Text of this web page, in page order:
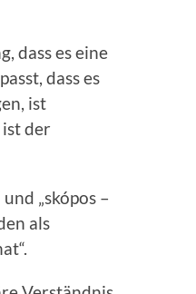
dass es eine
dass es
ist
ist der
„skópos –
als